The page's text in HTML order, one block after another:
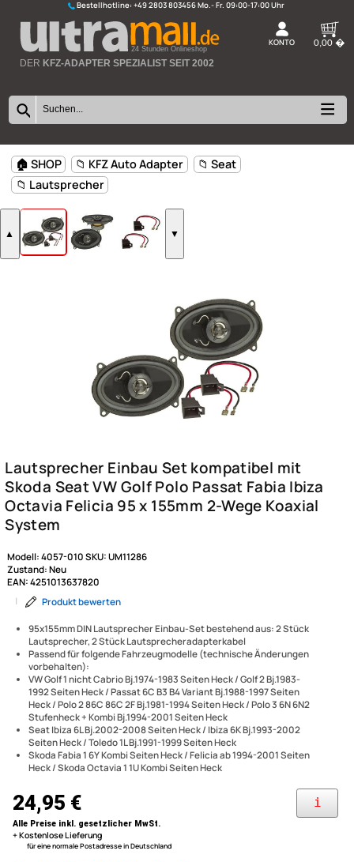
Bestellhotline:+49 2803 803456
24 Stunden Onlineshop
🏠 SHOP 📁 KFZ Auto Adapter
📁 Lautsprecher
▲
Lautsprecher Einbau Set
Skoda Seat VW Golf Polo
Octavia Felicia 95 x 155mm
System
95x155mm DIN Lautsprecher Einbau-Set bestehend aus: 2 Stück
Lautsprecher, 2 Stück Lautsprecheradapterkabel
Passend für folgende Fahrzeugmodelle (technische Änderungen
vorbehalten):
VW Golf 1 nicht Cabrio Bj.1974-1983 Seiten Heck / Golf 2 Bj.1983-
1992 Seiten Heck / Passat 6C B3 B4 Variant Bj.1988-1997 Seiten
Stufenheck + Kombi Bj.1994-2001 Seiten Heck
Seat Ibiza 6L Bj.2002-2008 Seiten Heck / Ibiza 6K Bj.1993-2002
Seiten Heck / Toledo 1L Bj.1991-1999 Seiten Heck
Skoda Fabia 1 6Y Kombi Seiten Heck / Felicia ab 1994-2001 Seiten
Heck / Skoda Octavia 1 1U Kombi Seiten Heck
Zustand:Neu
EAN:4251013637820
Produkt bewerten